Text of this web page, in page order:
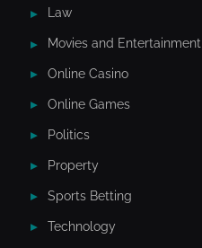
Law
Movies and Entertainment
Online Casino
Online Games
Politics
Property
Sports Betting
Technology